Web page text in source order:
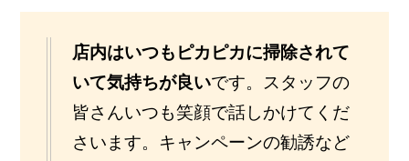
店内はいつもピカピカに掃除されて
いて気持ちが良いです。スタッフの
皆さんいつも笑顔で話しかけてくだ
さいます。キャンペーンの勧誘など